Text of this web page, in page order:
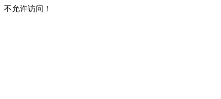
不允许访问！